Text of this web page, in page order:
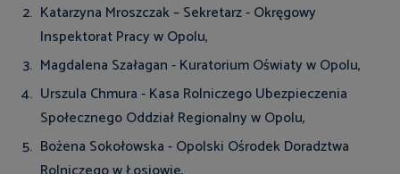
Katarzyna Mroszczak – Sekretarz - Okręgowy
Inspektorat Pracy w Opolu,
Magdalena Szałagan - Kuratorium Oświaty w Opolu,
Urszula Chmura - Kasa Rolniczego Ubezpieczenia
Społecznego Oddział Regionalny w Opolu,
Bożena Sokołowska - Opolski Ośrodek Doradztwa